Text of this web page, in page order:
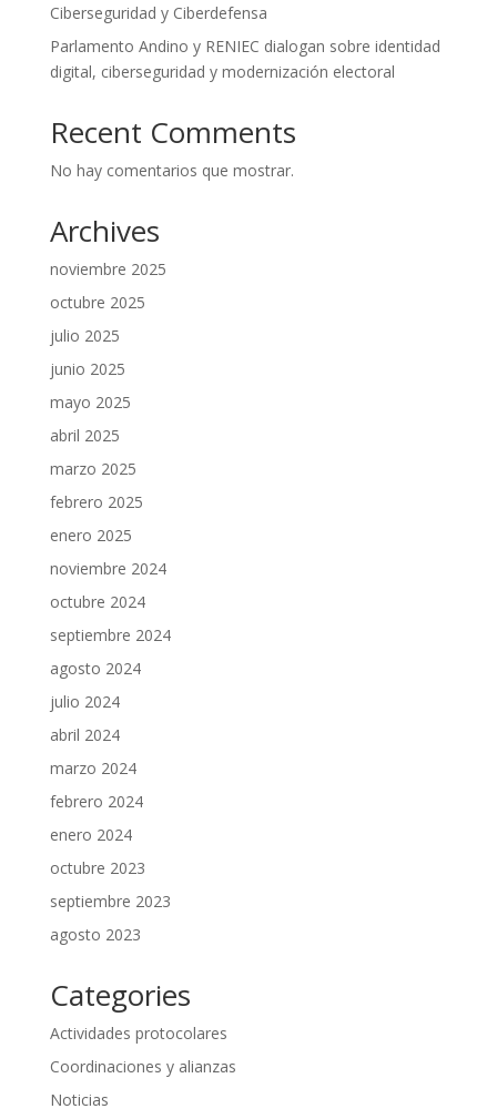
Ciberseguridad y Ciberdefensa
Parlamento Andino y RENIEC dialogan sobre identidad
digital, ciberseguridad y modernización electoral
Recent Comments
No hay comentarios que mostrar.
Archives
noviembre 2025
octubre 2025
julio 2025
junio 2025
mayo 2025
abril 2025
marzo 2025
febrero 2025
enero 2025
noviembre 2024
octubre 2024
septiembre 2024
agosto 2024
julio 2024
abril 2024
marzo 2024
febrero 2024
enero 2024
octubre 2023
septiembre 2023
agosto 2023
Categories
Actividades protocolares
Coordinaciones y alianzas
Noticias